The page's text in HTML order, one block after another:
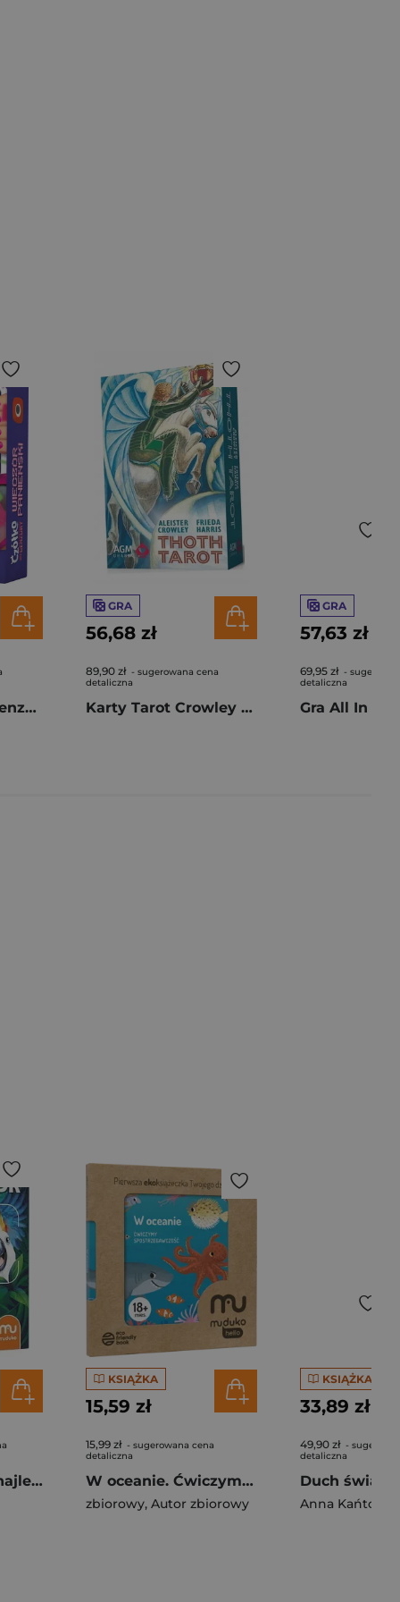
Gra Czółko Bez Cenzury Wieczór Panieński
GRA
56,68 zł
89,90 zł - sugerowana cena
detaliczna
Karty Tarot Crowley Pocket
GRA
57,63 zł
69,95 zł -
detaliczna
Gra All In
Złap kadr! Gra o najlepsze zdjęcie MUDUKO
KSIĄŻKA
15,59 zł
15,99 zł - sugerowana cena
detaliczna
W oceanie. Ćwiczymy spostrzegawczość 18 mies.+ Pierwsza ekoksiążeczka Twojego Dziecka
zbiorowy, Autor zbiorowy
KSIĄŻKA
33,89 zł
49,90 zł -
detaliczna
Anna Kańtoch